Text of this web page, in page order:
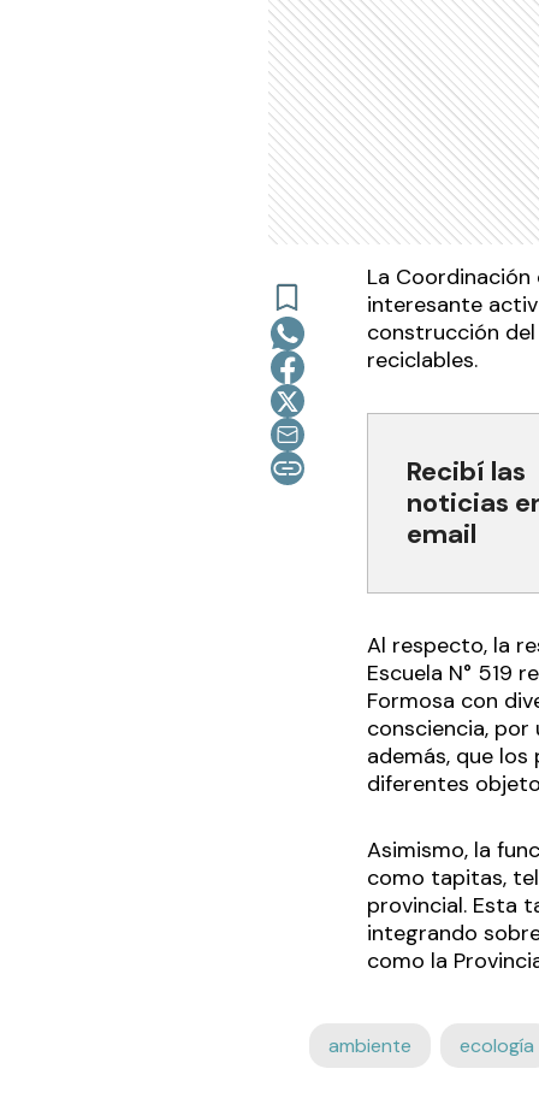
La
interesante
construcción
reciclables.
Recibí las
noticias
email
Al respecto, la
Escuela N° 519
Formosa con
consciencia, por
además, que
diferentes
Asimismo, la
como tapitas,
provincial. Esta
integrando
como la
ambiente ecología